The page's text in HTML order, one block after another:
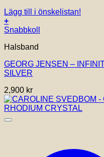
Lägg till i önskelistan!
+
Snabbkoll
Halsband
GEORG JENSEN –
SILVER
2,900 kr